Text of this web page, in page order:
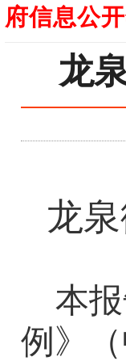
府信息公
龙
龙
本
例》